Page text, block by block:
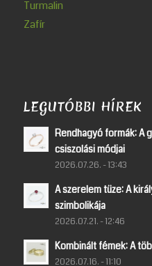
Turmalin
Zafír
LEGUTÓBBI HÍREK
Rendhagyó formák: A
csiszolási módjai
2026.07.26. - 13:43
A szerelem tüze: A
szimbolikája
2026.07.21. - 12:46
Kombinált fémek: A
2026.07.16. - 11:10